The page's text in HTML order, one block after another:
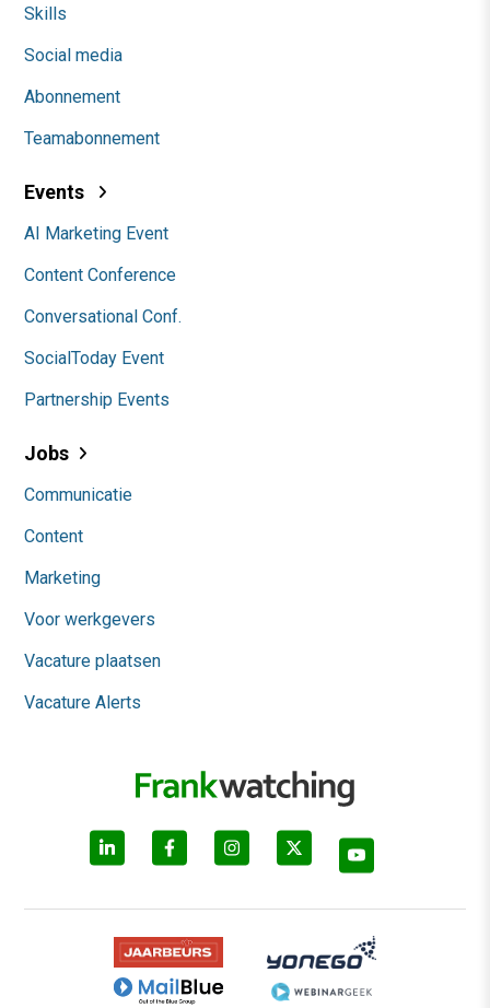
Skills
Social media
Abonnement
Teamabonnement
Events
AI Marketing Event
Content Conference
Conversational Conf.
SocialToday Event
Partnership Events
Jobs
Communicatie
Content
Marketing
Voor werkgevers
Vacature plaatsen
Vacature Alerts